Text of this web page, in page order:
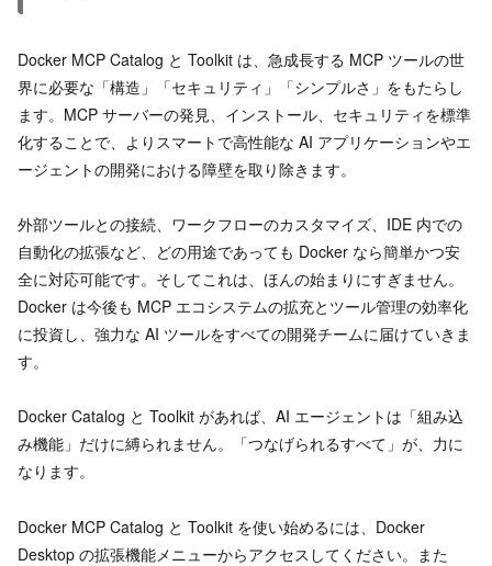
Docker MCP Catalog と Toolkit は、急成長する MCP ツールの世
界に必要な「構造」「セキュリティ」「シンプルさ」をもたらし
ます。MCP サーバーの発見、インストール、セキュリティを標準
化することで、よりスマートで高性能な AI アプリケーションやエ
ージェントの開発における障壁を取り除きます。
外部ツールとの接続、ワークフローのカスタマイズ、IDE 内での
自動化の拡張など、どの用途であっても Docker なら簡単かつ安
全に対応可能です。そしてこれは、ほんの始まりにすぎません。
Docker は今後も MCP エコシステムの拡充とツール管理の効率化
に投資し、強力な AI ツールをすべての開発チームに届けていきま
す。
Docker Catalog と Toolkit があれば、AI エージェントは「組み込
み機能」だけに縛られません。「つなげられるすべて」が、力に
なります。
Docker MCP Catalog と Toolkit を使い始めるには、Docker
Desktop の拡張機能メニューからアクセスしてください。また